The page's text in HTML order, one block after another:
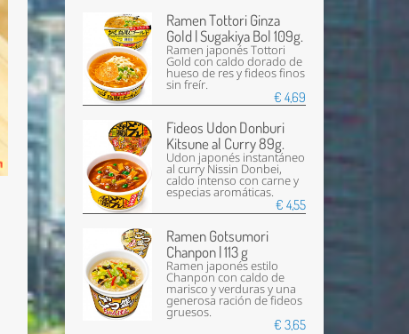
Ramen Tottori Ginza
Gold | Sugakiya Bol 109g.
Ramen japonés Tottori
Gold con caldo dorado de
hueso de res y fideos finos
sin freír.
€ 4,69
Fideos Udon Donburi
Kitsune al Curry 89g.
Udon japonés instantáneo
al curry Nissin Donbei,
caldo intenso con carne y
especias aromáticas.
€ 4,55
Ramen Gotsumori
Chanpon | 113 g
Ramen japonés estilo
Chanpon con caldo de
marisco y verduras y una
generosa ración de fideos
gruesos.
€ 3,65